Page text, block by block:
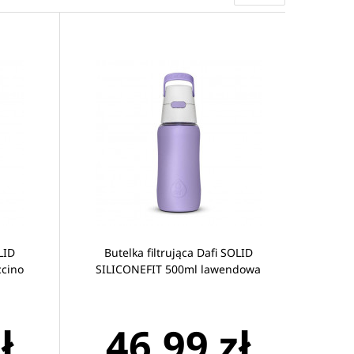
nie
Dafi
Stosując
z dzbanka
Butelka filtrująca Dafi SOLID
SILICONEFIT 500ml lawendowa